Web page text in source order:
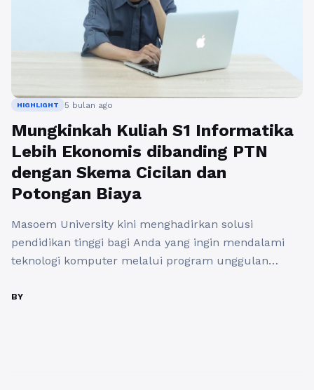
HIGHLIGHT 5 bulan ago
Mungkinkah Kuliah S1 Informatika
Lebih Ekonomis dibanding PTN
dengan Skema Cicilan dan
Potongan Biaya
Masoem University kini menghadirkan solusi
pendidikan tinggi bagi Anda yang ingin mendalami
teknologi komputer melalui program unggulan
lebih ekonomis dan transparan. Pemilihan program
BY